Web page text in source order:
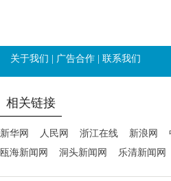
关于我们 广告合作 联系我们
相关链接
新华网 人民网 浙江在线 新浪网
瓯海新闻网
洞头新闻网 乐清新闻网